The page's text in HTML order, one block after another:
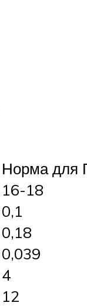
Норма
16-18
0,1
0,18
0,039
4
12